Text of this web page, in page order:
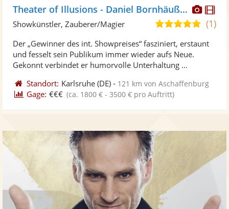
Fotos
Theater of Illusions - Daniel Bornhäußer
5,0
5
(1)
Showkünstler, Zauberer/Magier
Der „Gewinner des int. Showpreises“ fasziniert, erstaunt
und fesselt sein Publikum immer wieder aufs Neue.
Gekonnt verbindet er humorvolle Unterhaltung ...
Standort: Karlsruhe (DE) - 121 km von Aschaffenburg
Gage: €€€ (ca. 1800 € - 3500 € pro Auftritt)